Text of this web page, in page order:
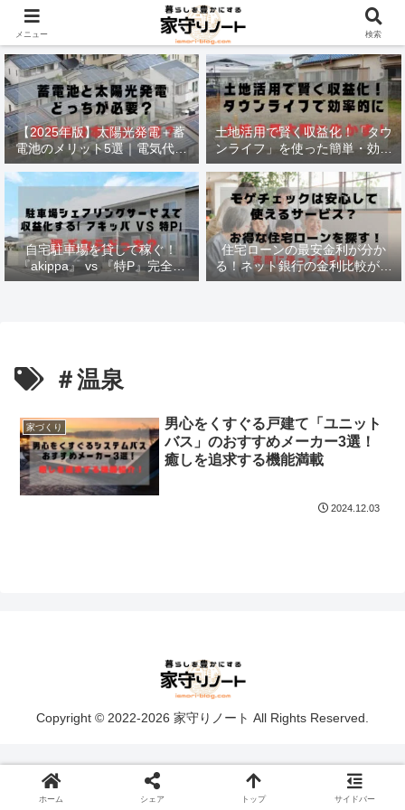
材木価格と流通状況！
【2025年版】太陽光発電＋蓄
電池のメリット5選｜電気代削
減・停電対策も徹底解説
土地活用で賢く収益化！「タウ
ンライフ」を使った簡単・効率
的な方法
自宅駐車場を貸して稼ぐ！
『akippa』 vs 『特P』完全比
較で最適な選択法
住宅ローンの最安金利が分か
る！ネット銀行の金利比較がで
きる
＃温泉
家づくり
男心をくすぐる戸建て「ユニット
バス」のおすすめメーカー3選！
癒しを追求する機能満載
2024.12.03
Copyright © 2022-2026 家守りノート All Rights Reserved.
メニュー 検索
ホーム シェア トップ サイドバー